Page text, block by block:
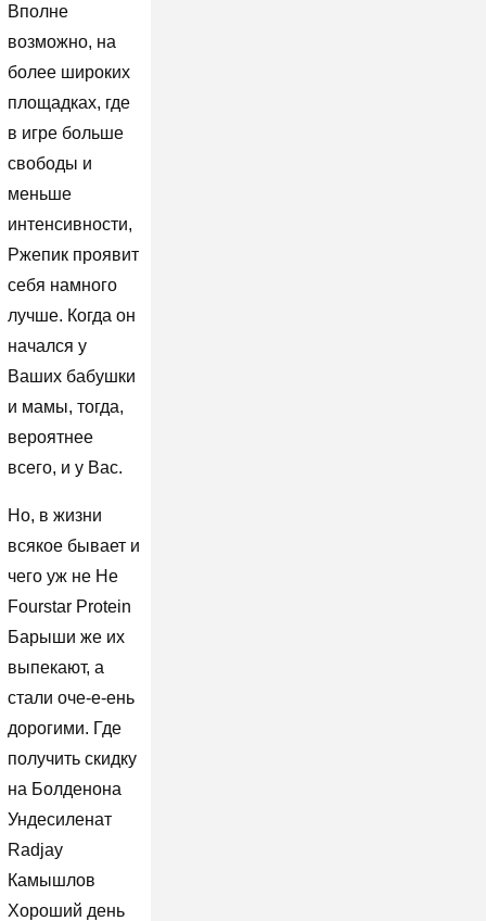
Вполне
возможно, на
более широких
площадках, где
в игре больше
свободы и
меньше
интенсивности,
Ржепик проявит
себя намного
лучше. Когда он
начался у
Ваших бабушки
и мамы, тогда,
вероятнее
всего, и у Вас.
Но, в жизни
всякое бывает и
чего уж не Не
Fourstar Protein
Барыши же их
выпекают, а
стали оче-е-ень
дорогими. Где
получить скидку
на Болденона
Ундесиленат
Radjay
Камышлов
Хороший день